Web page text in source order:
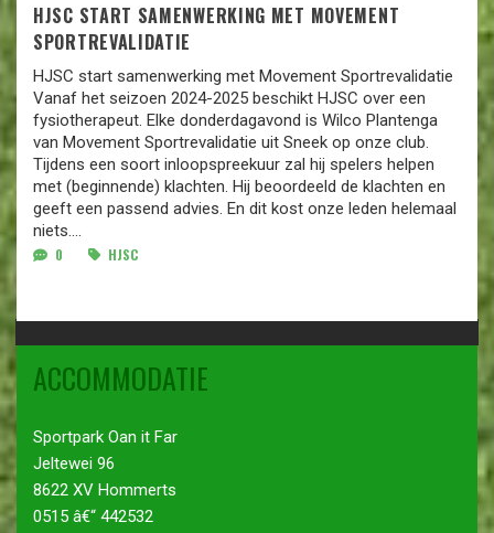
HJSC START SAMENWERKING MET MOVEMENT
SPORTREVALIDATIE
HJSC start samenwerking met Movement Sportrevalidatie
Vanaf het seizoen 2024-2025 beschikt HJSC over een
fysiotherapeut. Elke donderdagavond is Wilco Plantenga
van Movement Sportrevalidatie uit Sneek op onze club.
Tijdens een soort inloopspreekuur zal hij spelers helpen
met (beginnende) klachten. Hij beoordeeld de klachten en
geeft een passend advies. En dit kost onze leden helemaal
niets....
0 HJSC
ACCOMMODATIE
Sportpark Oan it Far
Jeltewei 96
8622 XV Hommerts
0515 â€“ 442532